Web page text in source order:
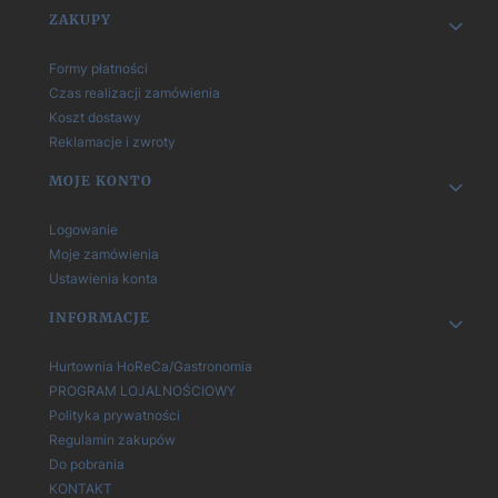
Linki w stopce
ZAKUPY
Formy płatności
Czas realizacji zamówienia
Koszt dostawy
Reklamacje i zwroty
MOJE KONTO
Logowanie
Moje zamówienia
Ustawienia konta
INFORMACJE
Hurtownia HoReCa/Gastronomia
PROGRAM LOJALNOŚCIOWY
Polityka prywatności
Regulamin zakupów
Do pobrania
KONTAKT